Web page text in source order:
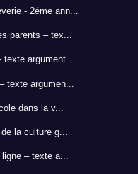
- 2éme ann...
parents – tex...
texte argument...
texte argumen...
dans la v...
la culture g...
– texte a...